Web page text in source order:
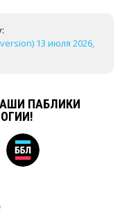
13 июля 2026,
ПАБЛИКИ